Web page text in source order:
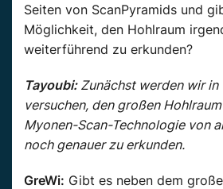
Seiten von ScanPyramids und
Möglichkeit, den Hohlraum
weiterführend zu erkunden?
Tayoubi:Zunächst werden wir in
versuchen, den großen
Myonen-Scan-Technologie von
noch genauer zu erkunden.
GreWi: Gibt es neben dem